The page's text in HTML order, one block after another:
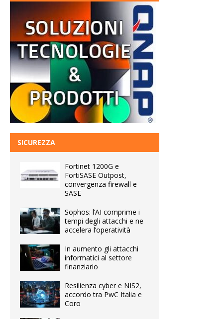
SICUREZZA
Fortinet 1200G e
FortiSASE Outpost,
convergenza firewall e
SASE
Sophos: l’AI comprime i
tempi degli attacchi e ne
accelera l’operatività
In aumento gli attacchi
informatici al settore
finanziario
Resilienza cyber e NIS2,
accordo tra PwC Italia e
Coro